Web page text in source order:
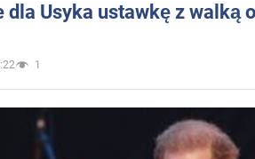
dla Usyka ustawkę z walką
1